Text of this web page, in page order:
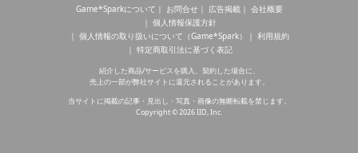
Game*Sparkについて お問合せ 広告掲載
会社概要
個人情報保護方針
個人情報の取り扱いについて（Game*Spark）
利用規約
特定商取引法に基づく表記
紹介した商品/サービスを購入、契約した場合に、
売上の一部が弊社サイトに還元されることがあります。
当サイトに掲載の記事・見出し・写真・画像の無断転載を禁じます。
Copyright © 2026 IID, Inc.